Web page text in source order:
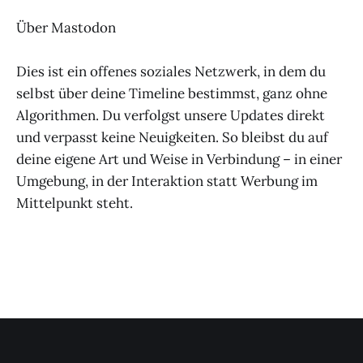
Über Mastodon
Dies ist ein offenes soziales Netzwerk, in dem du
selbst über deine Timeline bestimmst, ganz ohne
Algorithmen. Du verfolgst unsere Updates direkt
und verpasst keine Neuigkeiten. So bleibst du auf
deine eigene Art und Weise in Verbindung – in einer
Umgebung, in der Interaktion statt Werbung im
Mittelpunkt steht.